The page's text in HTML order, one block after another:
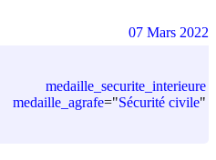
medaille_securite_interieure
medaille_agrafe="Sécurité civile"
07 Mars 2022